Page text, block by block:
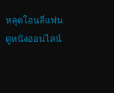
หลุดโอนลี่แฟน
ดูหนังออนไลน์